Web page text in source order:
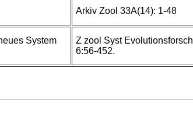
Arkiv Zool 33A(14): 1-48
System
Z zool Syst Evolutionsforsch
6:56-452.